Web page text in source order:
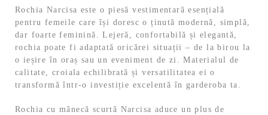
Rochia Narcisa este o piesă vestimentară esențială
pentru femeile care își doresc o ținută modernă, simplă,
dar foarte feminină. Lejeră, confortabilă și elegantă,
rochia poate fi adaptată oricărei situații – de la birou la
o ieșire în oraș sau un eveniment de zi. Materialul de
calitate, croiala echilibrată și versatilitatea ei o
transformă într-o investiție excelentă în garderoba ta.
Rochia cu mânecă scurtă Narcisa aduce un plus de